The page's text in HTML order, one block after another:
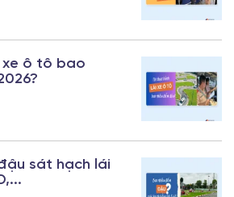
xe ô tô bao
sát hạch lái